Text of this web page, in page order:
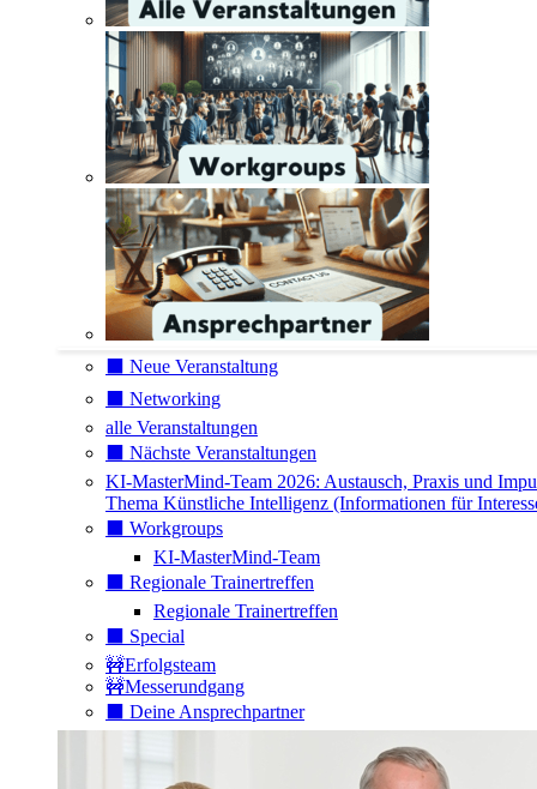
⬛️ Neue Veranstaltung
⬛️ Networking
alle Veranstaltungen
⬛️ Nächste Veranstaltungen
KI-MasterMind-Team 2026: Austausch, Praxis und
Thema Künstliche Intelligenz (Informationen für
⬛️ Workgroups
KI-MasterMind-Team
⬛️ Regionale Trainertreffen
Regionale Trainertreffen
⬛️ Special
🚧Erfolgsteam
🚧Messerundgang
⬛️ Deine Ansprechpartner